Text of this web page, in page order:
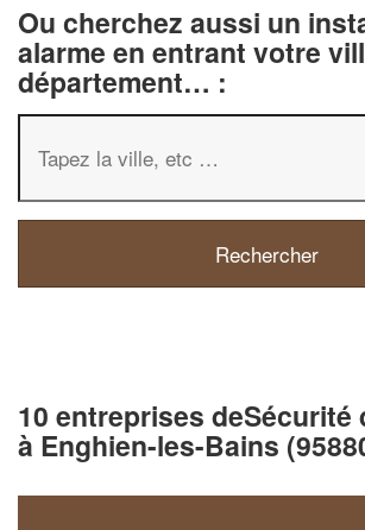
Ou cherchez aussi un
alarme en entrant votre
département… :
10 entreprises deSécurité
à Enghien-les-Bains